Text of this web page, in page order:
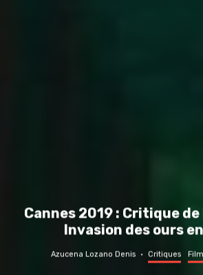
Cannes 2019 : Critique de
Invasion des ours
Azucena Lozano Denis · Critiques